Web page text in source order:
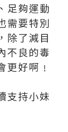
足夠運動
需要特別
除了減目
不良的毒
更好啊﹗
支持小妹